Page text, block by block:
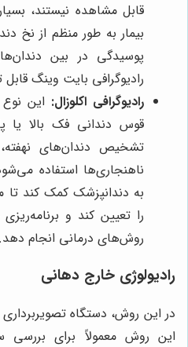
قابل مشاهده نیستند،
بیمار به طور منظم از نخ
پوسیدگی در بین
رادیوگرافی بایت وینگ
رادیوگرافی اکلوزال: این
قوس دندانی فک بالا یا
تشخیص دندان‌های
ناهنجاری‌ها استفاده
به دندانپزشک کمک کند تا
را تعیین کند و
روش‌های درمانی انجام دهد.
رادیولوژی خارج دهانی
در این روش، دستگاه
این روش معمولاً برای بررسی